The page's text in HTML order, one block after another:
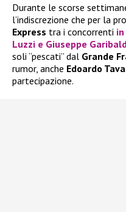
Durante le scorse
l’indiscrezione che per la
Express tra i concorrenti
Luzzi e Giuseppe
soli “pescati” dal Grande
rumor, anche Edoardo
partecipazione.